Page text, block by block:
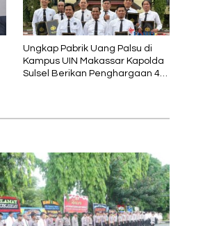
Ungkap Pabrik Uang Palsu di
Kampus UIN Makassar Kapolda
Sulsel Berikan Penghargaan 46